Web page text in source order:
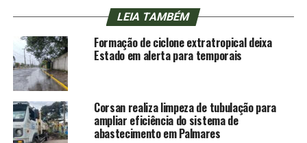
LEIA TAMBÉM
Formação de ciclone extratropical deixa
Estado em alerta para temporais
Corsan realiza limpeza de tubulação para
ampliar eficiência do sistema de
abastecimento em Palmares